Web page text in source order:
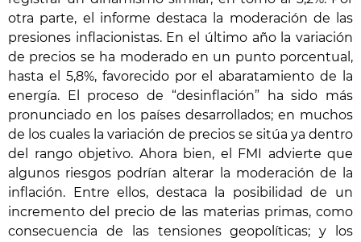
otra parte, el informe destaca la moderación de las
presiones inflacionistas. En el último año la variación
de precios se ha moderado en un punto porcentual,
hasta el 5,8%, favorecido por el abaratamiento de la
energía. El proceso de “desinflación” ha sido más
pronunciado en los países desarrollados; en muchos
de los cuales la variación de precios se sitúa ya dentro
del rango objetivo. Ahora bien, el FMI advierte que
algunos riesgos podrían alterar la moderación de la
inflación. Entre ellos, destaca la posibilidad de un
incremento del precio de las materias primas, como
consecuencia de las tensiones geopolíticas; y los